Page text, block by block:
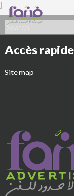
BLOG
]
Accès rapide
Site map